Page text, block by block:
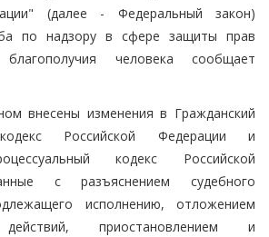
(далее - Федеральный закон)
по надзору в сфере защиты прав
человека сообщает
внесены изменения в Гражданский
кодекс Российской Федерации и
кодекс Российской
с разъяснением судебного
исполнению, отложением
действий, приостановлением и